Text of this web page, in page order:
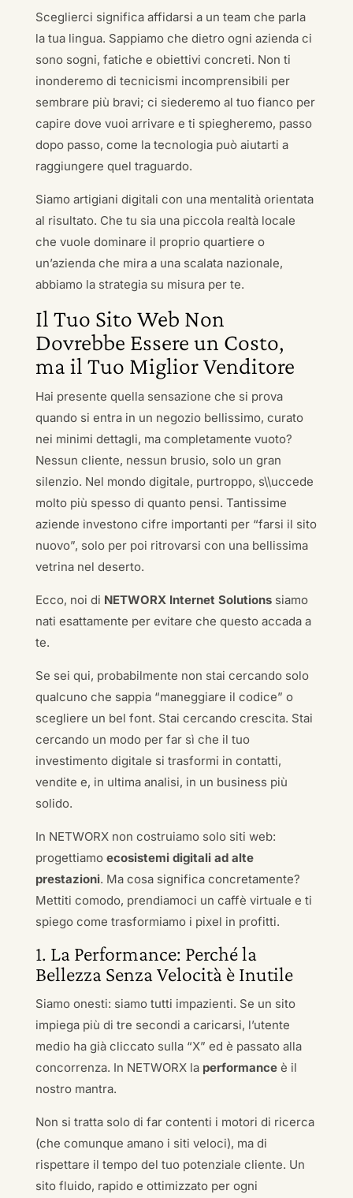
Sceglierci significa affidarsi a un team che parla
la tua lingua. Sappiamo che dietro ogni azienda ci
sono sogni, fatiche e obiettivi concreti. Non ti
inonderemo di tecnicismi incomprensibili per
sembrare più bravi; ci siederemo al tuo fianco per
capire dove vuoi arrivare e ti spiegheremo, passo
dopo passo, come la tecnologia può aiutarti a
raggiungere quel traguardo.
Siamo artigiani digitali con una mentalità orientata
al risultato. Che tu sia una piccola realtà locale
che vuole dominare il proprio quartiere o
un’azienda che mira a una scalata nazionale,
abbiamo la strategia su misura per te.
Il Tuo Sito Web Non
Dovrebbe Essere un Costo,
ma il Tuo Miglior Venditore
Hai presente quella sensazione che si prova
quando si entra in un negozio bellissimo, curato
nei minimi dettagli, ma completamente vuoto?
Nessun cliente, nessun brusio, solo un gran
silenzio. Nel mondo digitale, purtroppo, s\\uccede
molto più spesso di quanto pensi. Tantissime
aziende investono cifre importanti per “farsi il sito
nuovo”, solo per poi ritrovarsi con una bellissima
vetrina nel deserto.
Ecco, noi di NETWORX Internet Solutionssiamo
nati esattamente per evitare che questo accada a
te.
Se sei qui, probabilmente non stai cercando solo
qualcuno che sappia “maneggiare il codice” o
scegliere un bel font. Stai cercando crescita. Stai
cercando un modo per far sì che il tuo
investimento digitale si trasformi in contatti,
vendite e, in ultima analisi, in un business più
solido.
In NETWORX non costruiamo solo siti web:
progettiamo ecosistemi digitali ad alte
prestazioni. Ma cosa significa concretamente?
Mettiti comodo, prendiamoci un caffè virtuale e ti
spiego come trasformiamo i pixel in profitti.
1. La Performance: Perché la
Bellezza Senza Velocità è Inutile
Siamo onesti: siamo tutti impazienti. Se un sito
impiega più di tre secondi a caricarsi, l’utente
medio ha già cliccato sulla “X” ed è passato alla
concorrenza. In NETWORX la performanceè il
nostro mantra.
Non si tratta solo di far contenti i motori di ricerca
(che comunque amano i siti veloci), ma di
rispettare il tempo del tuo potenziale cliente. Un
sito fluido, rapido e ottimizzato per ogni